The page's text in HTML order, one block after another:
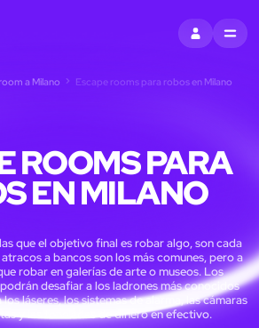
ACCEDIMENU
a Milano Escape rooms para robos en Milano
ROOMS PARA
EN MILANO
que el objetivo final es robar algo, son cada
a bancos son los más comunes, pero a
robar en galerías de arte o museos. Los
desafiar a los ladrones más conocidos
láseres, los sistemas de alarma, las cámaras
y las toneladas de dinero en efectivo.